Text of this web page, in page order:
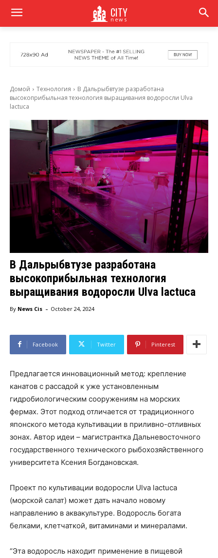
CITY
news
Домой Технология
В Дальрыбвтузе разработана
высокоприбыльная технология выращивания водоросли Ulva
lactuca
В Дальрыбвтузе разработана
высокоприбыльная технология
выращивания водоросли Ulva lactuca
By News Cis - October 24, 2024
Facebook Twitter Pinterest
Предлагается инновационный метод: крепление
канатов с рассадой к уже установленным
гидробиологическим сооружениям на морских
фермах. Этот подход отличается от традиционного
японского метода культивации в приливно-отливных
зонах. Автор идеи – магистрантка Дальневосточного
государственного технического рыбохозяйственного
университета Ксения Богдановская.
Проект по культивации водоросли Ulva lactuca
(морской салат) может дать начало новому
направлению в аквакультуре. Водоросль богата
белками, клетчаткой, витаминами и минералами.
“Эта водоросль находит применение в пищевой